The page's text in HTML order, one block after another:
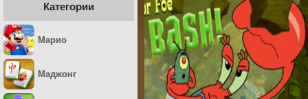
Категории
Марио
Маджонг